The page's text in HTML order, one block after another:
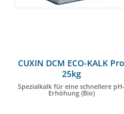
CUXIN DCM ECO-KALK Pro
25kg
Spezialkalk für eine schnellere pH-
Erhöhung (Bio)